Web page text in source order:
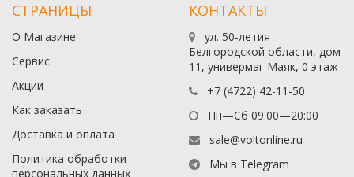
СТРАНИЦЫ
О Магазине
Сервис
Акции
Как заказать
Доставка и оплата
Политика обработки
персональных данных
КОНТАКТЫ
ул. 50-летия
Белгородской области, дом
11, универмаг Маяк, 0 этаж
+7 (4722) 42-11-50
Пн—Сб 09:00—20:00
sale@voltonline.ru
Мы в Telegram